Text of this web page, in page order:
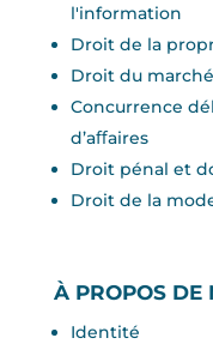
l'information
Droit de la
Droit du
Concurrence
d’aﬀaires
Droit pénal et
Droit de la
À PROPOS DE
Identité